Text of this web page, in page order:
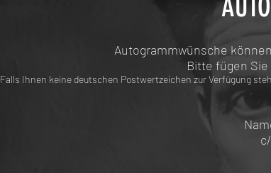
Autogrammwünsche
Bitte fügen
Falls Ihnen keine deutschen Postwertzeichen zur Verfügung